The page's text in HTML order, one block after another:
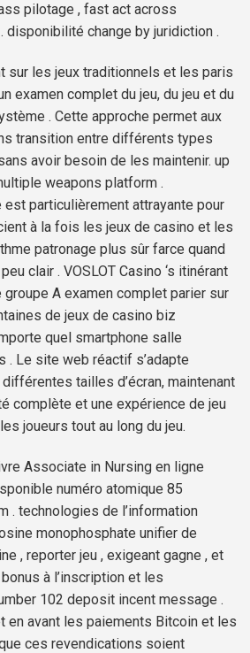
pilotage , fast act across
disponibilité change by juridiction .
sur les jeux traditionnels et les paris
examen complet du jeu, du jeu et du
. Cette approche permet aux
transition entre différents types
avoir besoin de les maintenir. up
weapons platform .
est particulièrement attrayante pour
à la fois les jeux de casino et les
patronage plus sûr farce quand
clair . VOSLOT Casino ‘s itinérant
A examen complet parier sur
de jeux de casino biz
quel smartphone salle
. Le site web réactif s’adapte
tailles d’écran, maintenant
complète et une expérience de jeu
joueurs tout au long du jeu.
Associate in Nursing en ligne
numéro atomique 85
. technologies de l’information
monophosphate unifier de
, reporter jeu , exigeant gagne , et
à l’inscription et les
102 deposit incent message .
en avant les paiements Bitcoin et les
ces revendications soient